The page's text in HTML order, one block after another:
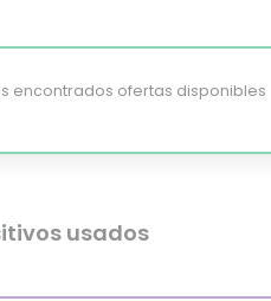
encontrados ofertas disponibles
usados